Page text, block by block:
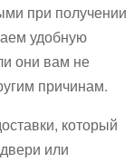
при получении
удобную
они вам не
причинам.
который
или